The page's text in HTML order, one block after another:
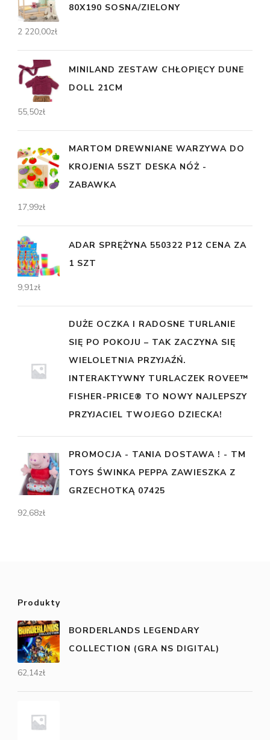
80X190 SOSNA/ZIELONY
2 220,00zł
MINILAND ZESTAW CHŁOPIĘCY DUNE
DOLL 21CM
55,50zł
MARTOM DREWNIANE WARZYWA DO
KROJENIA 5SZT DESKA NÓŻ -
ZABAWKA
17,99zł
ADAR SPRĘŻYNA 550322 P12 CENA ZA
1 SZT
9,91zł
DUŻE OCZKA I RADOSNE TURLANIE
SIĘ PO POKOJU – TAK ZACZYNA SIĘ
WIELOLETNIA PRZYJAŹŃ.
INTERAKTYWNY TURLACZEK ROVEE™
FISHER-PRICE® TO NOWY NAJLEPSZY
PRZYJACIEL TWOJEGO DZIECKA!
PROMOCJA - TANIA DOSTAWA ! - TM
TOYS ŚWINKA PEPPA ZAWIESZKA Z
GRZECHOTKĄ 07425
92,68zł
Produkty
BORDERLANDS LEGENDARY
COLLECTION (GRA NS DIGITAL)
62,14zł